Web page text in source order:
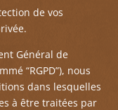
de vos
Général de
“RGPD”), nous
dans lesquelles
à être traitées par